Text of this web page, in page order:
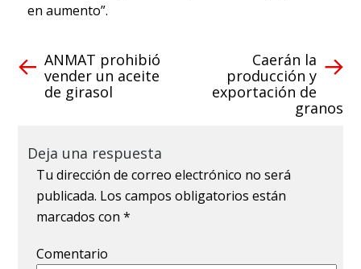
en aumento”.
ANMAT prohibió
vender un aceite
de girasol
Caerán la
producción y
exportación de
granos
Deja una respuesta
Tu dirección de correo electrónico no será
publicada. Los campos obligatorios están
marcados con*
Comentario